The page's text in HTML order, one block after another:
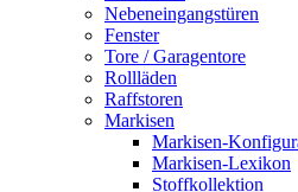
Nebeneingangstüren
Fenster
Tore / Garagentore
Rollläden
Raffstoren
Markisen
Markisen-
Markisen-Lexikon
Stoffkollektion